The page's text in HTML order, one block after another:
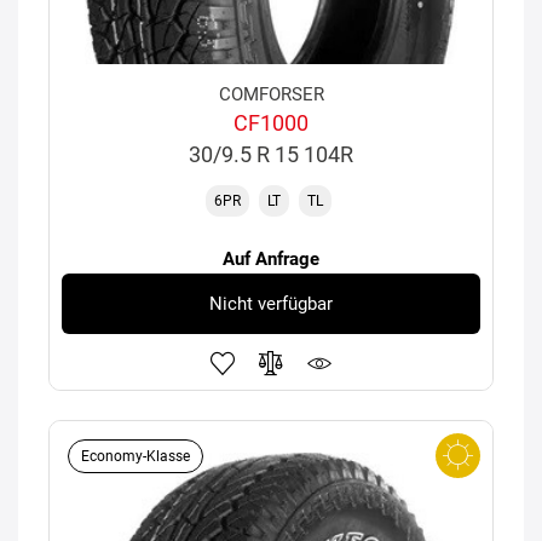
COMFORSER
CF1000
30/9.5 R 15 104R
6PR LT TL
Auf Anfrage
Nicht verfügbar
Economy-Klasse